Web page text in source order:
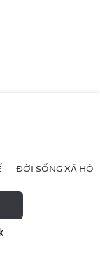
ĐỜI SỐNG XÃ HỘI